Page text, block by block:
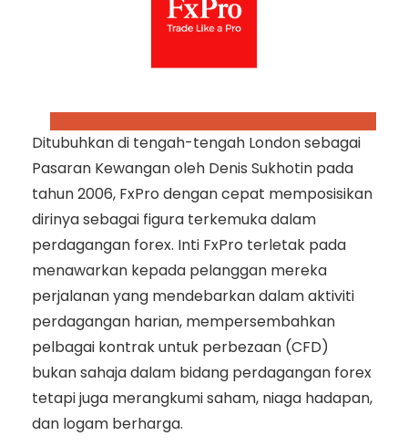
Ditubuhkan di tengah-tengah London sebagai
Pasaran Kewangan oleh Denis Sukhotin pada
tahun 2006, FxPro dengan cepat memposisikan
dirinya sebagai figura terkemuka dalam
perdagangan forex. Inti FxPro terletak pada
menawarkan kepada pelanggan mereka
perjalanan yang mendebarkan dalam aktiviti
perdagangan harian, mempersembahkan
pelbagai kontrak untuk perbezaan (CFD)
bukan sahaja dalam bidang perdagangan forex
tetapi juga merangkumi saham, niaga hadapan,
dan logam berharga.